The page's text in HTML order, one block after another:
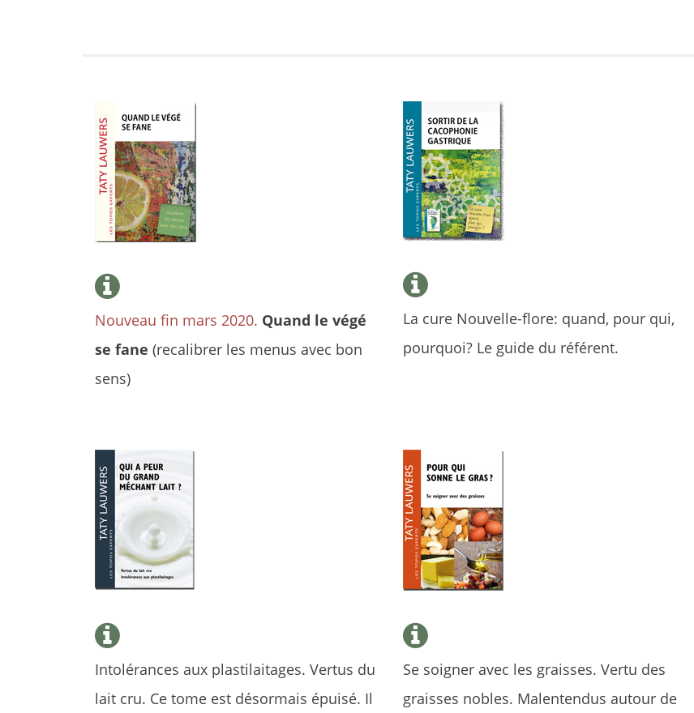
Nouveau fin mars 2020. Quand le végé
se fane (recalibrer les menus avec bon
sens)
La cure Nouvelle-flore: quand, pour qui,
pourquoi? Le guide du référent.
Intolérances aux plastilaitages. Vertus du
lait cru. Ce tome est désormais épuisé. Il
Se soigner avec les graisses. Vertu des
graisses nobles. Malentendus autour de